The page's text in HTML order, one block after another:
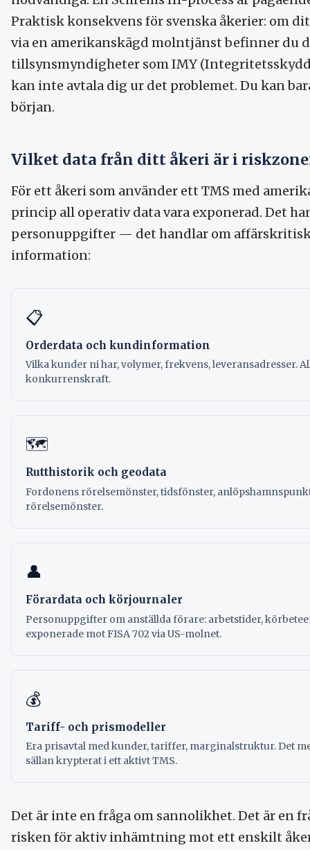
Praktisk konsekvens för svenska åkerier: om
via en amerikanskägd molntjänst befinner du
tillsynsmyndigheter som IMY
kan inte avtala dig ur det problemet. Du kan
början.
Vilket data från ditt åkeri är i
För ett åkeri som använder ett TMS med
princip all operativ data vara exponerad. Det
personuppgifter — det handlar om
information:
📋
Orderdata och kundinformation
Vilka kunder ni har, volymer, frekvens, leveransadresser.
konkurrenskraft.
🗺
Rutthistorik och geodata
Fordonens rörelsemönster, tidsfönster,
rörelsemönster.
👤
Förardata och körjournaler
Personuppgifter om anställda förare: arbetstider,
exponerade mot FISA 702 via US-molnet.
💰
Tariff- och prismodeller
Era prisavtal med kunder, tariffer, marginalstruktur. Det
sällan krypterat i ett aktivt TMS.
Det är inte en fråga om sannolikhet. Det är en
risken för aktiv inhämtning mot ett enskilt